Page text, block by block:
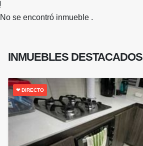
No se encontró inmueble .
INMUEBLES DESTACADOS
❤ DIRECTO